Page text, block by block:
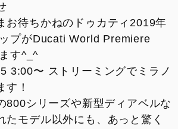
ング
レーション
お待ちかねのドゥカティ2019年
プがDucati World Premiere
す^_^
3:00〜 ストリーミングでミラノ
す！
800シリーズや新型ディアベルな
たモデル以外にも、あっと驚く